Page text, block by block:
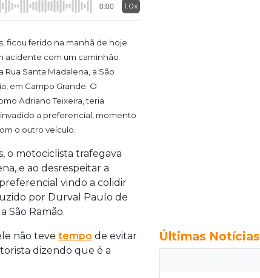
0:00 1.0x
ficou ferido na manhã de hoje
acidente com um caminhão
Santa Madalena, a São
em Campo Grande. O
Adriano Teixeira, teria
a preferencial, momento
o outro veículo.
o motociclista trafegava
e ao desrespeitar a
vindo a colidir
por Durval Paulo de
São Ramão.
não teve tempo de evitar
dizendo que é a
Últimas Notícias